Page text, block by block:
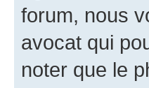
forum, nous
avocat qui
noter que le